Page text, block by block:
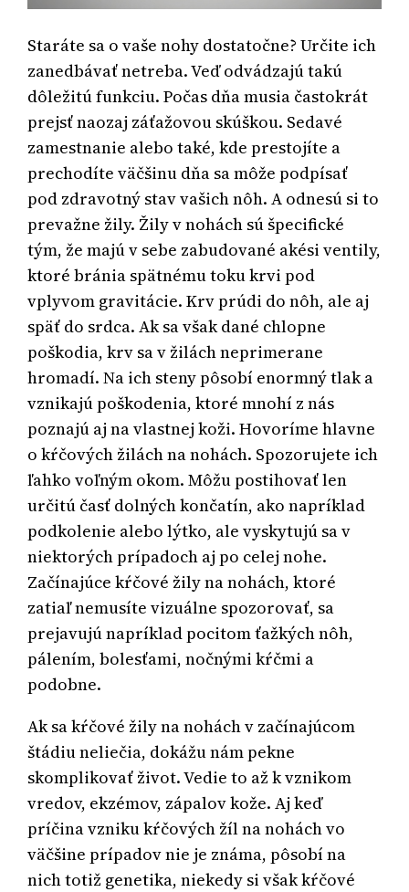
Staráte sa o vaše nohy dostatočne? Určite ich
zanedbávať netreba. Veď odvádzajú takú
dôležitú funkciu. Počas dňa musia častokrát
prejsť naozaj záťažovou skúškou. Sedavé
zamestnanie alebo také, kde prestojíte a
prechodíte väčšinu dňa sa môže podpísať
pod zdravotný stav vašich nôh. A odnesú si to
prevažne žily. Žily v nohách sú špecifické
tým, že majú v sebe zabudované akési ventily,
ktoré bránia spätnému toku krvi pod
vplyvom gravitácie. Krv prúdi do nôh, ale aj
späť do srdca. Ak sa však dané chlopne
poškodia, krv sa v žilách neprimerane
hromadí. Na ich steny pôsobí enormný tlak a
vznikajú poškodenia, ktoré mnohí z nás
poznajú aj na vlastnej koži. Hovoríme hlavne
o kŕčových žilách na nohách. Spozorujete ich
ľahko voľným okom. Môžu postihovať len
určitú časť dolných končatín, ako napríklad
podkolenie alebo lýtko, ale vyskytujú sa v
niektorých prípadoch aj po celej nohe.
Začínajúce kŕčové žily na nohách, ktoré
zatiaľ nemusíte vizuálne spozorovať, sa
prejavujú napríklad pocitom ťažkých nôh,
pálením, bolesťami, nočnými kŕčmi a
podobne.
Ak sa kŕčové žily na nohách v začínajúcom
štádiu neliečia, dokážu nám pekne
skomplikovať život. Vedie to až k vznikom
vredov, ekzémov, zápalov kože. Aj keď
príčina vzniku kŕčových žíl na nohách vo
väčšine prípadov nie je známa, pôsobí na
nich totiž genetika, niekedy si však kŕčové